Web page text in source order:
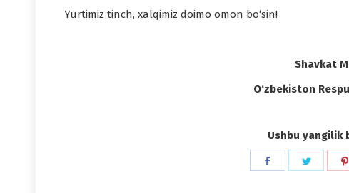
Yurtimiz tinch, xalqimiz doimo omon bo‘sin!
Shavkat
O‘zbekiston
Ushbu yangilik
Share
Share